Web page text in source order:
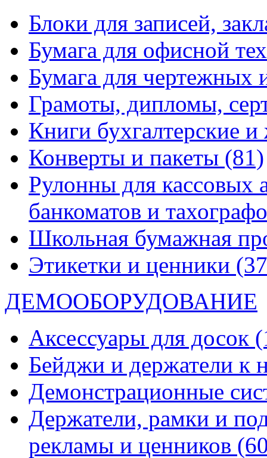
Блоки для записей,
Бумага для офисной
Бумага для чертежных
Грамоты, дипломы,
Книги бухгалтерские
Конверты и пакеты (81)
Рулонны для кассовых
банкоматов и
Школьная бумажная
Этикетки и ценники
ДЕМООБОРУДОВАНИЕ
Аксессуары для досок
Бейджи и держатели к
Демонстрационные
Держатели, рамки и
рекламы и ценников